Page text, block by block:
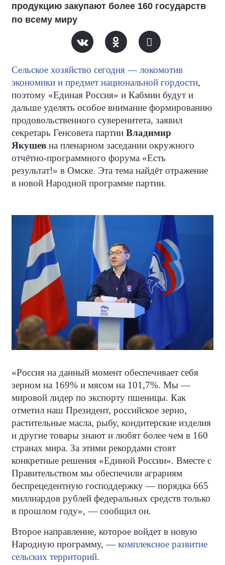
продукцию закупают более 160 государств
по всему миру
Сельское хозяйство сегодня — локомотив
экономики и предмет национальной гордости,
поэтому «Единая Россия» и Кабмин будут и
дальше уделять особое внимание формированию
продовольственного суверенитета, заявил
секретарь Генсовета партии Владимир
Якушев на пленарном заседании окружного
отчётно-программного форума «Есть
результат!» в Омске. Эта тема найдёт отражение
в новой Народной программе партии.
«Россия на данный момент обеспечивает себя
зерном на 169% и мясом на 101,7%. Мы —
мировой лидер по экспорту пшеницы. Как
отметил наш Президент, российское зерно,
растительные масла, рыбу, кондитерские изделия
и другие товары знают и любят более чем в 160
странах мира. За этими рекордами стоят
конкретные решения «Единой России». Вместе с
Правительством мы обеспечили аграриям
беспрецедентную господдержку — порядка 665
миллиардов рублей федеральных средств только
в прошлом году», — сообщил он.
Второе направление, которое войдет в новую
Народную программу, —комплексное развитие
сельских территорий.